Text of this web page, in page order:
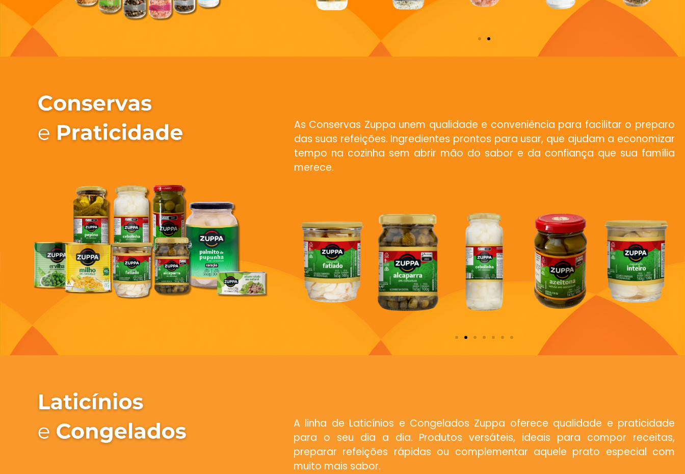
As Conservas Zuppa unem qualidade e conveniência para facilitar o preparo
das suas refeições. Ingredientes prontos para usar, que ajudam a economizar
tempo na cozinha sem abrir mão do sabor e da confiança que sua família
merece.
A linha de Laticínios e Congelados Zuppa oferece qualidade e praticidade
para o seu dia a dia. Produtos versáteis, ideais para compor receitas,
preparar refeições rápidas ou complementar aquele prato especial com
muito mais sabor.